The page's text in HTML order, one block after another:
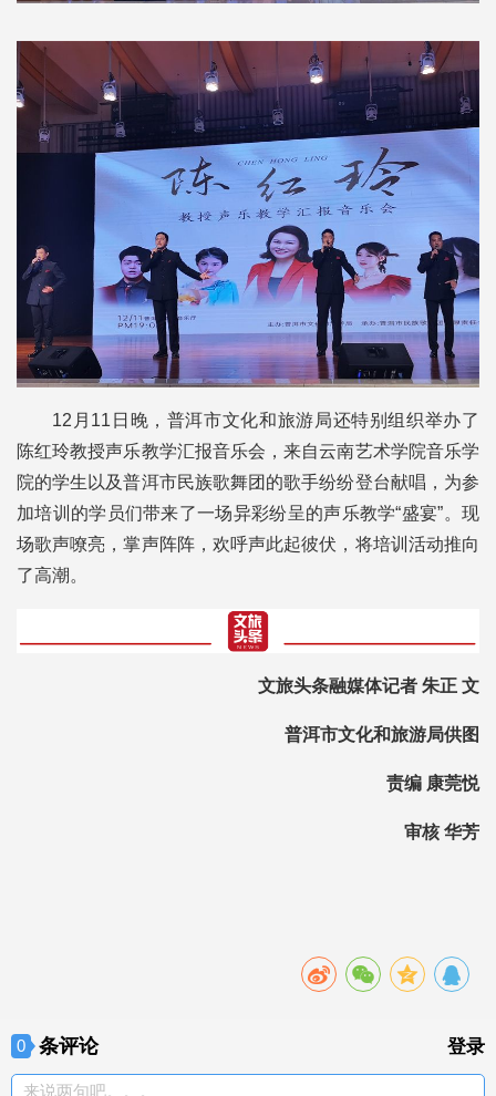
12月11日晚，普洱市文化和旅游局还特别组织举办了
陈红玲教授声乐教学汇报音乐会，来自云南艺术学院音乐学
院的学生以及普洱市民族歌舞团的歌手纷纷登台献唱，为参
加培训的学员们带来了一场异彩纷呈的声乐教学“盛宴”。现
场歌声嘹亮，掌声阵阵，欢呼声此起彼伏，将培训活动推向
了高潮。
文旅头条融媒体记者 朱正 文
普洱市文化和旅游局供图
责编 康莞悦
审核 华芳
0 条评论 登录
来说两句吧。。。